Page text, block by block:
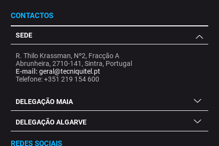
CONTACTOS
SEDE
R. Thilo Krassman, Nº2, Fracção A
Abrunheira, 2710-141, Sintra, Portugal
E-mail: geral@tecniquitel.pt
Telefone: +351 219 154 600
DELEGAÇÃO MAIA
DELEGAÇÃO ALGARVE
REDES SOCIAIS